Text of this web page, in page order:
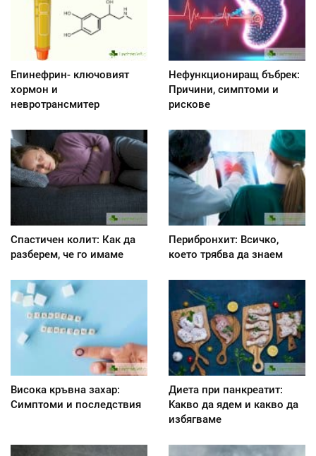
Епинефрин- ключовият
хормон и
невротрансмитер
Нефункциониращ бъбрек:
Причини, симптоми и
рискове
Спастичен колит: Как да
разберем, че го имаме
Перибронхит: Всичко,
което трябва да знаем
Висока кръвна захар:
Симптоми и последствия
Диета при панкреатит:
Kакво да ядем и какво да
избягваме